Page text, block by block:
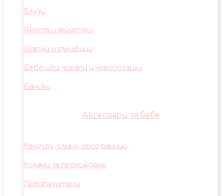
Блузи
Якета и жилетки
Шапки и ръкавици
Бебешки чорапи и чоропогащи
Бански
Аксесоари за бебе
Кенгуру, слинг, ерго раници
Колани за прохождане
Предпазители